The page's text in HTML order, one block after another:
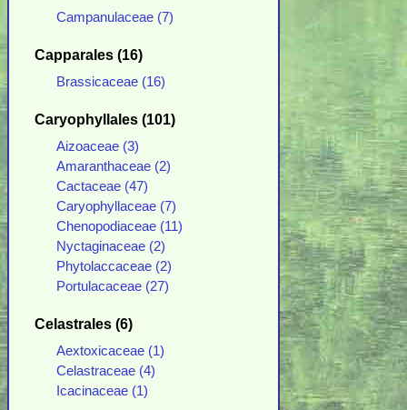
Campanulaceae (7)
Capparales (16)
Brassicaceae (16)
Caryophyllales (101)
Aizoaceae (3)
Amaranthaceae (2)
Cactaceae (47)
Caryophyllaceae (7)
Chenopodiaceae (11)
Nyctaginaceae (2)
Phytolaccaceae (2)
Portulacaceae (27)
Celastrales (6)
Aextoxicaceae (1)
Celastraceae (4)
Icacinaceae (1)